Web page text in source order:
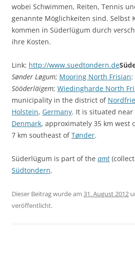
wobei Schwimmen, Reiten, Tennis
genannte Möglichkeiten sind. Selbst
kommen in Süderlügum durch
ihre Kosten.
Link: http://www.suedtondern.de
Sønder Løgum; Mooring North Frisian:
Sööderläigem; Wiedingharde North
municipality in the district of
Holstein, Germany. It is situated
Denmark, approximately 35 km west
7 km southeast ofTønder.
Süderlügum is part of the amt
Südtondern.
Dieser Beitrag wurde am 31. August 2012
veröffentlicht.